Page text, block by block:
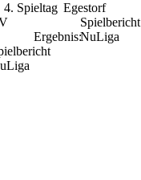
4. Spieltag Egestorf
Ergebnis:
Spielbericht
NuLiga